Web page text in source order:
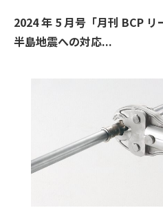
2024 年 5 月号「月刊 BCP
半島地震への対応...